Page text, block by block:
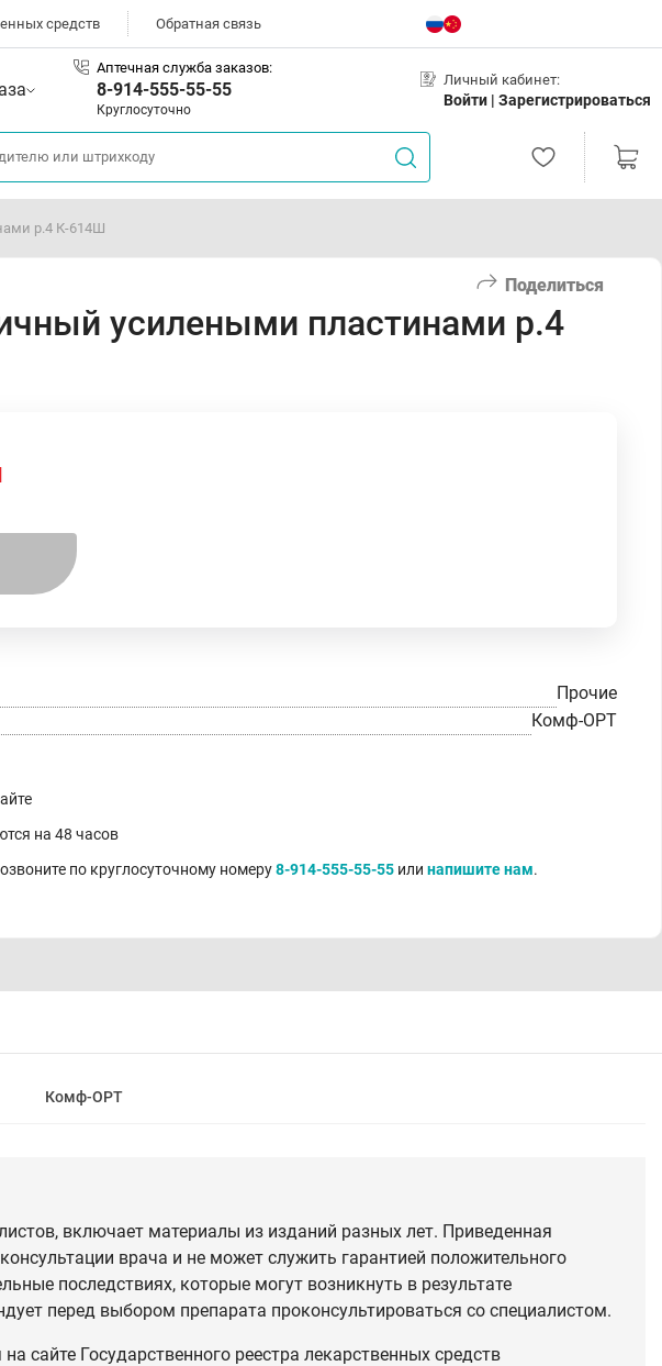
средств Обратная связь
Аптечная служба заказов:
8-914-555-55-55
Круглосуточно
Личный кабинет:
Войти | Зарегистрироваться
р.4 К-614Ш
Поделиться
усилеными пластинами р.4
Прочие
Комф-ОРТ
на 48 часов
по круглосуточному номеру8-914-555-55-55 или напишите нам.
Комф-ОРТ
включает материалы из изданий разных лет. Приведенная
врача и не может служить гарантией положительного
последствиях, которые могут возникнуть в результате
перед выбором препарата проконсультироваться со специалистом.
сайте Государственного реестра лекарственных средств